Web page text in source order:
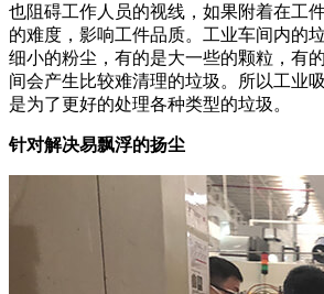
也阻碍工作人员的视线，如果附着在工
的难度，影响工件品质。工业车间内的
细小的粉尘，有的是大一些的颗粒，有
间会产生比较难清理的垃圾。所以工业
是为了更好的处理各种类型的垃圾。
针对解决易飘浮的扬尘